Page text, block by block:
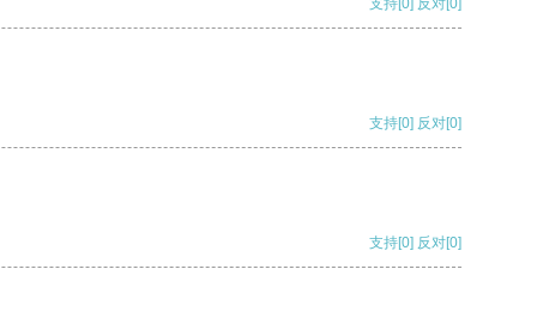
支持[0] 反对[0]
支持[0] 反对[0]
支持[0] 反对[0]